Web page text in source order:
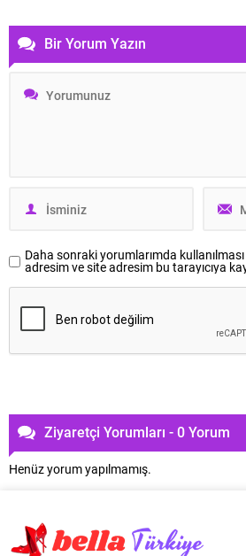
Bir Yorum Yazın
Daha sonraki yorumlarımda
adresim ve site adresim bu tarayıcıya
Ziyaretçi Yorumları - 0 Yorum
Henüz yorum yapılmamış.